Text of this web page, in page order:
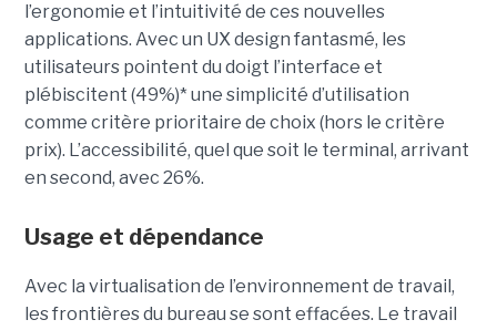
l’ergonomie et l’intuitivité de ces nouvelles
applications. Avec un UX design fantasmé, les
utilisateurs pointent du doigt l’interface et
plébiscitent (49%)* une simplicité d’utilisation
comme critère prioritaire de choix (hors le critère
prix). L’accessibilité, quel que soit le terminal, arrivant
en second, avec 26%.
Usage et dépendance
Avec la virtualisation de l’environnement de travail,
les frontières du bureau se sont effacées. Le travail